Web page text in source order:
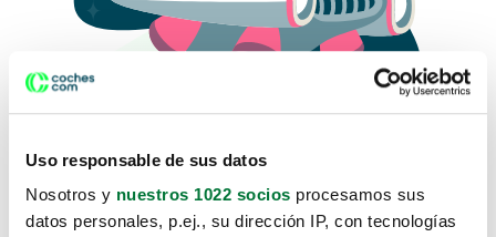
Uso responsable de sus datos
Nosotros y nuestros 1022 socios procesamos sus
datos personales, p.ej., su dirección IP, con tecnologías